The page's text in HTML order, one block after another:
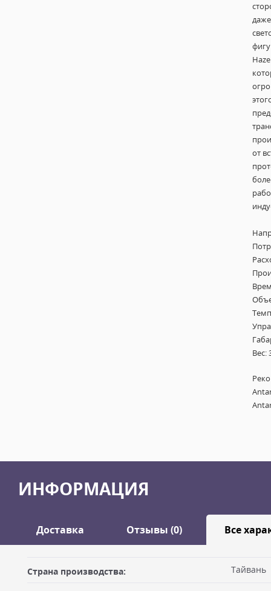
от
Вес:
ИНФОРМАЦИЯ
Доставка Отзывы (0) Все
ДОСТАВКА
Оставить отзыв
Страна производства: Тайвань